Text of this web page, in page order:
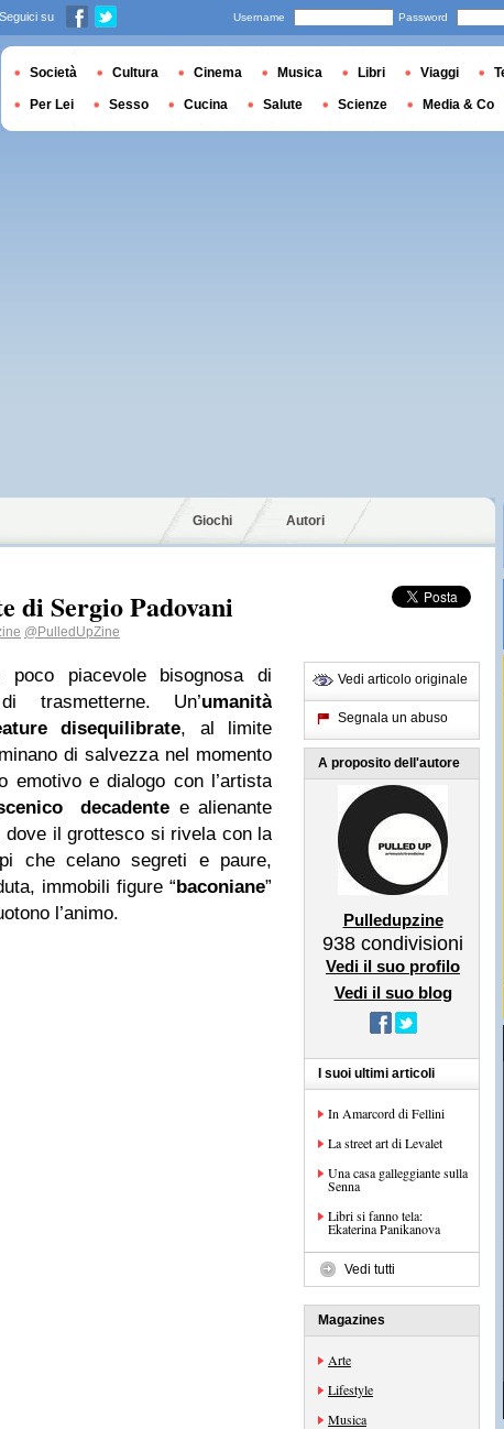
Giochi Autori
di Sergio Padovani
@PulledUpZine
piacevole bisognosa di
trasmetterne. Un’umanità
disequilibrate, al limite
di salvezza nel momento
e dialogo con l’artista
decadente e alienante
il grottesco si rivela con la
che celano segreti e paure,
immobili figure “baconiane”
l’animo.
Vedi articolo originale
Segnala un abuso
A proposito dell'autore
Pulledupzine
938 condivisioni
Vedi il suo profilo
Vedi il suo blog
I suoi ultimi articoli
In Amarcord di Fellini
La street art di Levalet
Una casa galleggiante sulla
Senna
Libri si fanno tela:
Ekaterina Panikanova
Vedi tutti
Magazines
Arte
Lifestyle
Musica
Seguici su Username Password
Società Cultura Cinema Musica Libri Viaggi
Per Lei Sesso Cucina Salute Scienze Media & Co